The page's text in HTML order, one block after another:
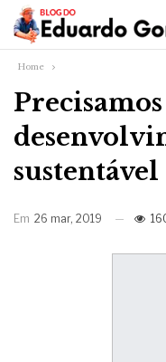
Home
sustentável
Em 26 mar, 2019